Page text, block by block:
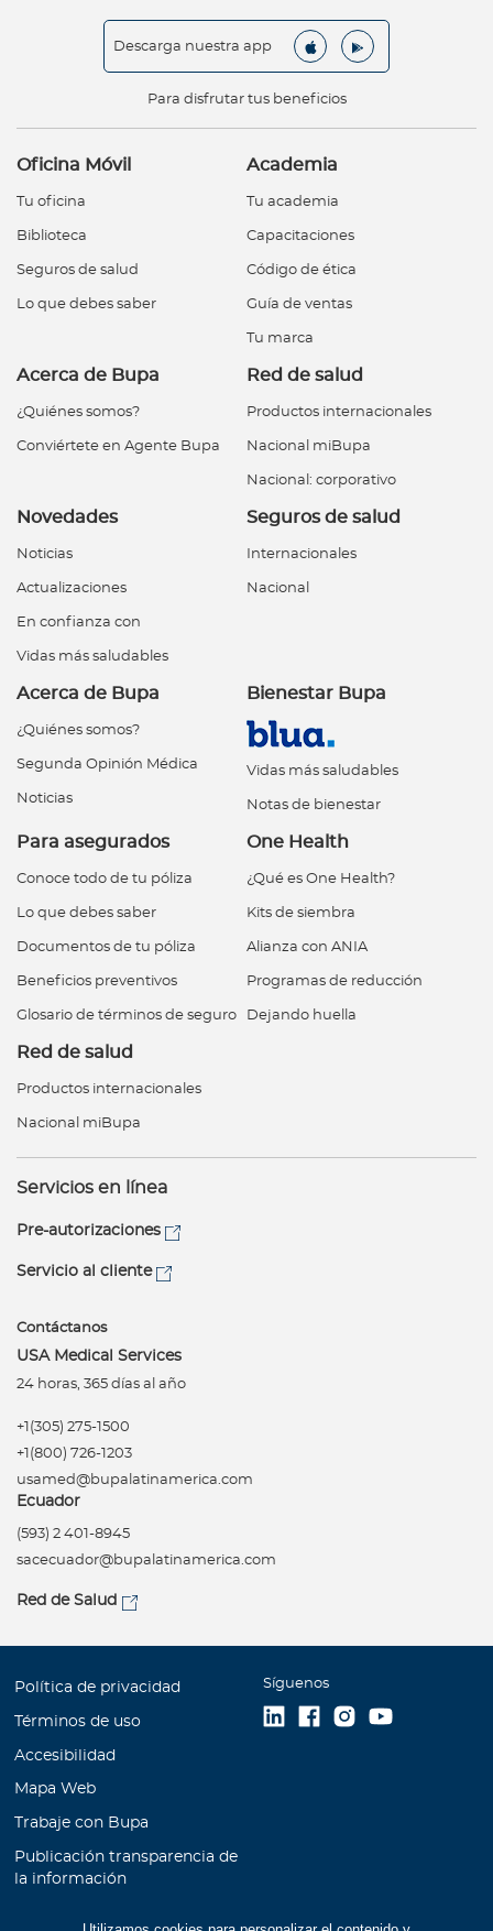
Descarga nuestra app
Para disfrutar tus beneficios
Oficina Móvil
Tu oficina
Biblioteca
Seguros de salud
Lo que debes saber
Academia
Tu academia
Capacitaciones
Código de ética
Guía de ventas
Tu marca
Acerca de Bupa
¿Quiénes somos?
Conviértete en Agente Bupa
Red de salud
Productos internacionales
Nacional miBupa
Nacional: corporativo
Novedades
Noticias
Actualizaciones
En confianza con
Vidas más saludables
Seguros de salud
Internacionales
Nacional
Acerca de Bupa
¿Quiénes somos?
Segunda Opinión Médica
Noticias
Bienestar Bupa
Vidas más saludables
Notas de bienestar
Para asegurados
Conoce todo de tu póliza
Lo que debes saber
Documentos de tu póliza
Beneficios preventivos
Glosario de términos de seguro
One Health
¿Qué es One Health?
Kits de siembra
Alianza con ANIA
Programas de reducción
Dejando huella
Red de salud
Productos internacionales
Nacional miBupa
Servicios en línea
Pre-autorizaciones
Servicio al cliente
Contáctanos
USA Medical Services
24 horas, 365 días al año
+1(305) 275-1500
+1(800) 726-1203
usamed@bupalatinamerica.com
Ecuador
(593) 2 401-8945
sacecuador@bupalatinamerica.com
Red de Salud
Política de privacidad
Términos de uso
Accesibilidad
Mapa Web
Trabaje con Bupa
Publicación transparencia de
la información
Síguenos